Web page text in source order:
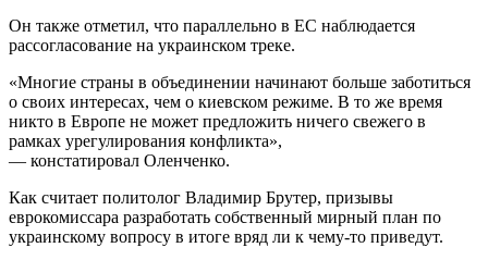
Он также отметил, что параллельно в ЕС наблюдается
рассогласование на украинском треке.
«Многие страны в объединении начинают больше заботиться
о своих интересах, чем о киевском режиме. В то же время
никто в Европе не может предложить ничего свежего в
рамках урегулирования конфликта»,
— констатировал Оленченко.
Как считает политолог Владимир Брутер, призывы
еврокомиссара разработать собственный мирный план по
украинскому вопросу в итоге вряд ли к чему-то приведут.